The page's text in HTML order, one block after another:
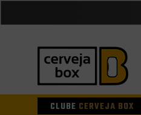
CLUBE CERVEJA BOX